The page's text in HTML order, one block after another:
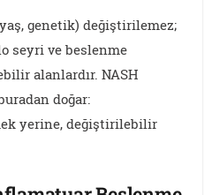
genetik) değiştirilemez;
seyri ve beslenme
alanlardır. NASH
doğar:
yerine, değiştirilebilir